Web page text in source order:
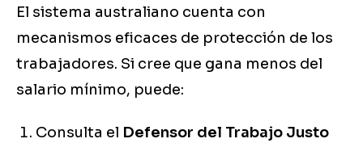
El sistema australiano cuenta con
mecanismos eficaces de protección de los
trabajadores. Si cree que gana menos del
salario mínimo, puede:
Consulta el Defensor del Trabajo Justo